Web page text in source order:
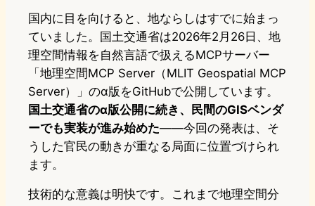
国内に目を向けると、地ならしはすでに始まっ
ていました。国土交通省は2026年2月26日、地
理空間情報を自然言語で扱えるMCPサーバー
「地理空間MCP Server（MLIT Geospatial MCP
Server）」のα版をGitHubで公開しています。
国土交通省のα版公開に続き、民間のGISベンダ
ーでも実装が進み始めた——今回の発表は、そ
うした官民の動きが重なる局面に位置づけられ
ます。
技術的な意義は明快です。これまで地理空間分